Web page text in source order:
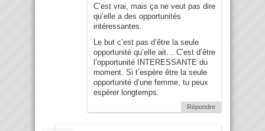
C’est vrai, mais ça ne veut pas dire
qu’elle a des opportunités
intéressantes.
Le but c’est pas d’être la seule
opportunité qu’elle ait… C’est d’être
l’opportunité INTERESSANTE du
moment. Si t’espère être la seule
opportunité d’une femme, tu peux
espérer longtemps.
Répondre